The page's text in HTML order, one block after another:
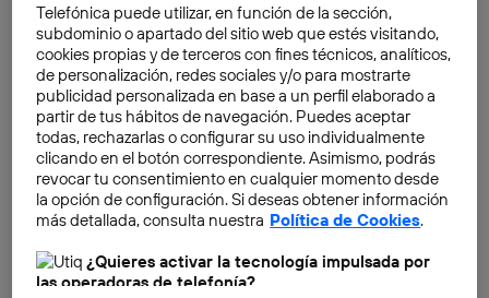
Si no conoces a nadie dentro de esa empresa y
careces de toda la informaciónque necesitas para
saber si un puesto de trabajo te interesa o no por los
beneficios que supone, sean o no económicos,
puedes consultar las siguientes páginas y hacerte una
idea.
Telefónica puede utilizar, en función de la sección,
subdominio o apartado del sitio web que estés visitando,
cookies propias y de terceros con fines técnicos, analíticos,
de personalización, redes sociales y/o para mostrarte
publicidad personalizada en base a un perfil elaborado a
partir de tus hábitos de navegación. Puedes aceptar
todas, rechazarlas o configurar su uso individualmente
clicando en el botón correspondiente. Asimismo, podrás
revocar tu consentimiento en cualquier momento desde
la opción de configuración. Si deseas obtener información
más detallada, consulta nuestra Política de Cookies.
¿Quieres activar la tecnología impulsada por
las operadoras de telefonía?